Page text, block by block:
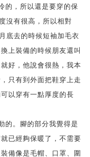
的，所以還是要穿的保
沒有很高，所以相對
底去的時候短袖加毛衣
上裝備的時候朋友還叫
好，他說會很熱，我本
只有到外面把鞋穿上走
以穿有一點厚度的長
的。腳的部分我覺得是
已經夠保暖了，不需要
備像是毛帽、口罩、圍